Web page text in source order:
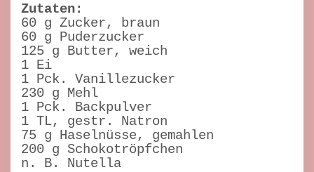
Zutaten:
60 g Zucker, braun
60 g Puderzucker
125 g Butter, weich
1 Ei
1 Pck. Vanillezucker
230 g Mehl
1 Pck. Backpulver
1 TL, gestr. Natron
75 g Haselnüsse, gemahlen
200 g Schokotröpfchen
n. B. Nutella